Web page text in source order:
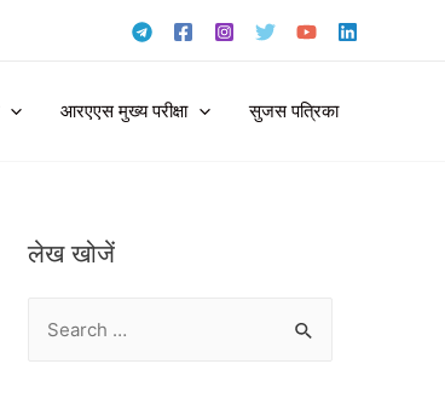
आरएएस मुख्य परीक्षा सुजस पत्रिका
लेख खोजें